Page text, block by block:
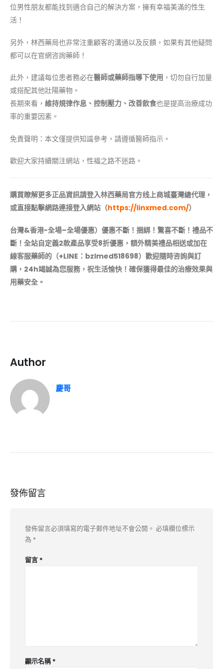
位男性朋友都能找到適合自己的解決方案，擁有幸福美滿的性生
活！
另外，林西藥局也非常注重顧客的溝通以及反饋，如果有其他疑問
都可以在官網咨詢藥師！
此外，建議每位患者務必在醫師或藥師指導下使用 ，切勿自行加量
或搭配其他壯陽藥物。
長期來看， 維持規律作息、控制壓力、改善飲食也是提高治療成功
率的重要因素。
免責聲明：本文僅提供知識參考，請遵循醫師指示。
歡迎大家持續關注網站，性福之路不迷路。
購買瞭解更多正品資訊請登入林西藥局官方线上商城臺灣總代理，
或直接點擊網路連接登入網站（https://linxmed.com/）
台灣&香港-全場–全場優惠）優惠不斷！捆綁！驚喜不斷！禮品不
斷！ 全站自定義2款產品享受8折優惠，額外精美禮品相送或加在
線客服藥師的（+LINE：bzlmed518698）歡迎隨時咨詢與訂
購，24h竭誠為您服務，祝生活愉快！確保獲得最佳的治療效果與
用藥安全。
Author
慶哥
發佈留言
發佈留言必須填寫的電子郵件地址不會公開。 必填欄位標示
為 *
留言 *
顯示名稱*